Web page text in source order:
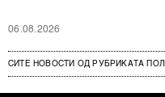
06.08.2026
СИТЕ НОВОСТИ ОД РУБРИКАТА